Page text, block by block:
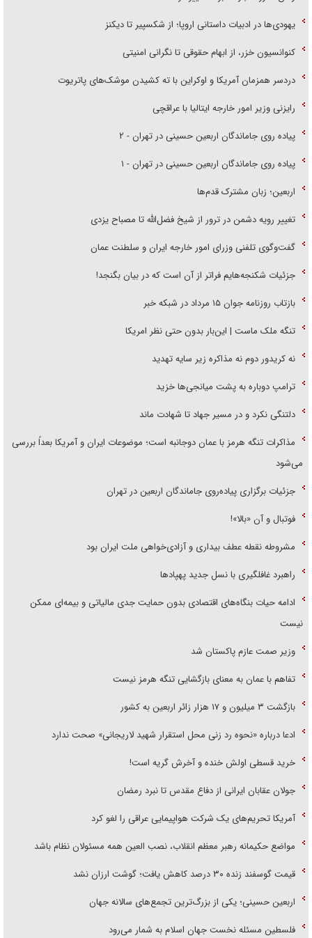
یهودی‌ها در ادبیات داستانی اروپا؛ از شکسپیر تا دیکنز
کنوانسیون خزر، از ابهام حقوقی تا نگرانی امنیتی
دردسر همزمان آمریکا و اوکراین با ته کشیدن موشک‌های پاتریوت
رایزنی وزیر امور خارجه ایتالیا با عراقچی
پیاده روی جاماندگان اربعین حسینی در تهران - ۲
پیاده روی جاماندگان اربعین حسینی در تهران - ۱
اربعین؛ زبان مشترک قدم‌ها
تغییر رویه دشمن در ترور از شیخ فضل‌الله تا مصباح یزدی
گفت‌وگوی تلفنی وزرای امور خارجه ایران و سلطنت عمان
جزئیات شکنجه‌هایم فراتر از آن است که در بیان بگنجد!
بازتاب روزنامه جوان ۱۵ مرداد در شبکه خبر
تنگه ملک ماست | این‌بار بدون حتی نظر امریکا
نه کریدور دوم نه مذاکره زیر سایه تهدید
ترامپ دوباره به پشت میانجی‌ها خزید
دلتنگی نکرد و در مسیر جهاد تا شهادت ماند
مذاکرات تنگه هرمز با عمان دوجانبه است؛ موضوعات ایران و آمریکا بعداً بررسی
می‌شود
جزئیات برگزاری پیاده‌روی جاماندگان اربعین در تهران
فوتبال و آن «بالا»!
مشروطه نقطه عطف بیداری و آزادی‌خواهی ملت ایران بود
راهبرد غافلگیری با نسل جدید پهپاد‌ها
ادامه حیات بنگاه‌های اقتصادی بدون حمایت جدی مالیاتی و بیمه‌ای ممکن
نیست
وزیر صمت عازم پاکستان شد
تفاهم با عمان به معنای بازگشایی تنگه هرمز نیست
بازگشت ۳ میلیون و ۱۷ هزار زائر اربعین به کشور
ادعا درباره «نحوه رد زنی محل استقرار شهید لاریجانی» صحت ندارد
خرید قسطی اولش خنده و آخرش گریه است!
جولان عقابان ایرانی از دفاع مقدس تا نبرد رمضان
آمریکا تحریم‌های یک شرکت هواپیمایی عراقی را لغو کرد
مواضع حکیمانه رهبر معظم انقلاب، نصب العین همه مسئولان نظام باشد
قیمت گوسفند زنده ۳۰ درصد کاهش یافت؛ گوشت ارزان نشد
اربعین حسینی؛ یکی از بزرگ‌ترین تجمع‌های سالانه جهان
فلسطین مسئله نخست جهان اسلام به شمار می‌رود